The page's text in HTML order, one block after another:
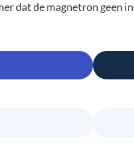
dat de magnetron